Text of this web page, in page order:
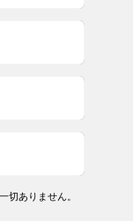
切ありません。